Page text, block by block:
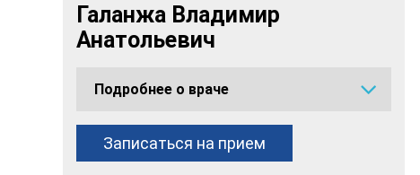
Галанжа Владимир
Анатольевич
Подробнее о враче
Записаться на прием